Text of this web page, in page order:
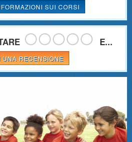
SUI CORSI
E...
UNA RECENSIONE